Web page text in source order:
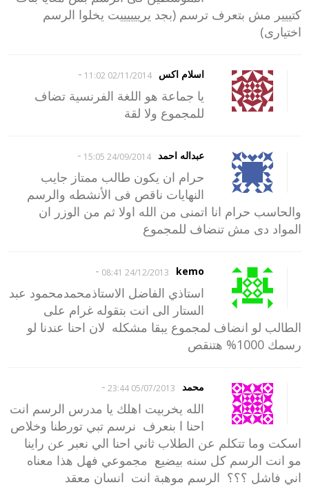
كتييير مش بتعرف ترسم (بجد يرييييييت يخلوا الرسم
اختيارى)
اسلام اكس 02/11/2014 11:02
-
يا جماعة هو اللغة الفرنسية تضاف
للمجموع ولا لقة
عبداله احمد 24/09/2014 15:05
-
حرام ان يكون طالب ممتاز جايب
النهايات ناقص فى الأنشطه والرسم
والحاسب حرام انا اتمنى من الله اولا ثم من الوزر ان
المواد دى مش تنضاف للمجموع
kemo
24/12/2013 08:41
-
استاذي الفاضل الاستاذمحمدمحمود عبد
الستار الى انت بتقوله غرام على
الطالب لو انضاف لمجموع يبقا مشكله لان احنا عندنا لو
رسمك 1000% هتنقص
محمد 05/07/2013 23:44
-
الله يخربيت اهلك يا مدرس الرسم انت
احنا ا بنعرف نرسم تبي تورطنا وخلاص
اسكت وما تتكلم عن الطلاب ثاني احنا الي نعبر عن راينا
مو انت الرسم كل سنه بيضيع مجموعي فهل هذا معناه
اني فاشل ؟؟؟ الرسم موهبة انت انسان معقد